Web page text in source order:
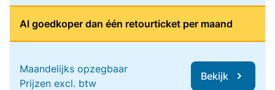
Al goedkoper dan één retourticket per maand
Maandelijks opzegbaar
Prijzen excl. btw
Bekijk